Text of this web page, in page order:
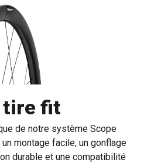
tire fit
de notre système Scope
montage facile, un gonflage
durable et une compatibilité